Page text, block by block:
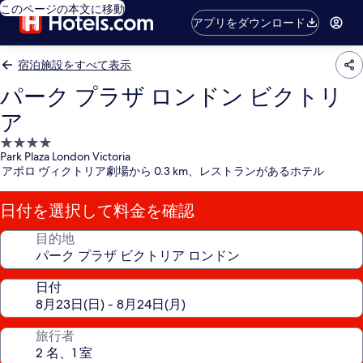
このページの本文に移動
アプリをダウンロード
宿泊施設をすべて表示
パーク プラザ ロンドン ビクトリ
ア
4.0
つ
星
宿
泊
施
Park Plaza London Victoria
アポロ ヴィクトリア劇場から 0.3 km、レストランがあるホテル
日付を選択して料金を確認
目的地
日付
旅行者